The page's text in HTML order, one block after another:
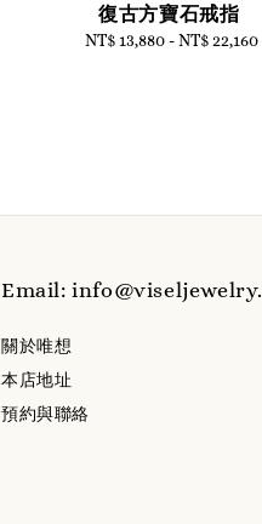
復古方寶石戒指
Regular
NT$ 13,880-NT$ 22,160
Email:
關於唯想
本店地址
預約與聯絡